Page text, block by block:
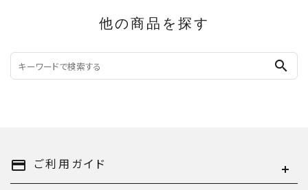
他の商品を探す
search
payment ご利用ガイド